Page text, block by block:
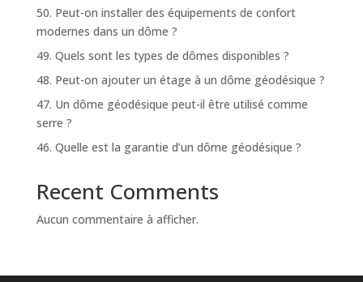
50. Peut-on installer des équipements de confort
modernes dans un dôme ?
49. Quels sont les types de dômes disponibles ?
48. Peut-on ajouter un étage à un dôme géodésique ?
47. Un dôme géodésique peut-il être utilisé comme
serre ?
46. Quelle est la garantie d’un dôme géodésique ?
Recent Comments
Aucun commentaire à afficher.